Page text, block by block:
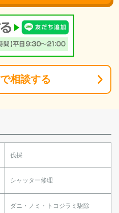
で相談する
伐採
シャッター修理
ダニ・ノミ・トコジラミ駆除